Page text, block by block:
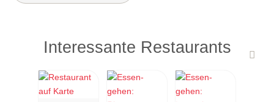
Interessante Restaurants